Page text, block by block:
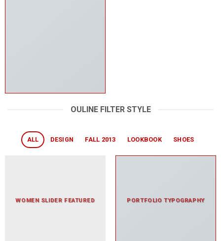
OULINE FILTER STYLE
ALL DESIGN FALL 2013 LOOKBOOK SHOES
WOMEN SLIDER FEATURED PORTFOLIO TYPOGRAPHY